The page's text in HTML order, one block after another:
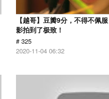
【越哥】豆瓣9分，不得不佩
影拍到了极致！
# 325
2020-11-04 06:32